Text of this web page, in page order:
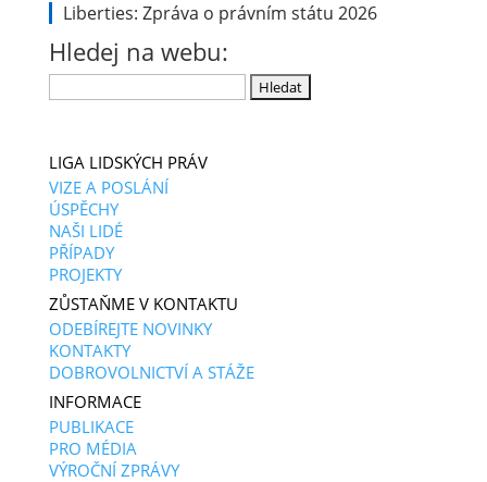
Liberties: Zpráva o právním státu 2026
Hledej na webu:
Vyhledávání
LIGA LIDSKÝCH PRÁV
VIZE A POSLÁNÍ
ÚSPĚCHY
NAŠI LIDÉ
PŘÍPADY
PROJEKTY
ZŮSTAŇME V KONTAKTU
ODEBÍREJTE NOVINKY
KONTAKTY
DOBROVOLNICTVÍ A STÁŽE
INFORMACE
PUBLIKACE
PRO MÉDIA
VÝROČNÍ ZPRÁVY